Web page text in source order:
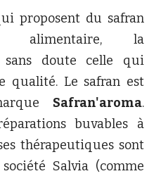
proposent du safran
alimentaire, la
sans doute celle qui
qualité. Le safran est
Safran'aroma.
buvables à
thérapeutiques sont
Salvia (comme